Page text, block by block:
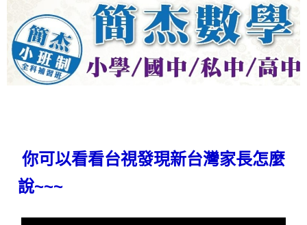
你可以看看台視發現新台灣家長怎麼
說~~~